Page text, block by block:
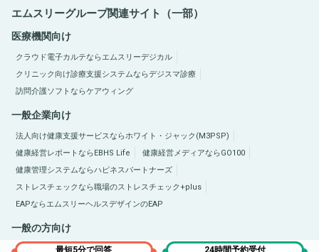
最短5分で回答 24時間予約受付
エムスリーグループ関連サイト（一部）
医療機関向け
クラウド電子カルテならエムスリーデジカル
クリニック向け診療支援システムならデジスマ診療
訪問介護ソフトならケアウィング
一般企業向け
法人向け健康支援サービスならホワイト・ジャック(M3PSP)
健康経営レポートならEBHS Life
健康経営メディアならGO100
健康管理システムならハピネスパートナーズ
ストレスチェックなら職場のストレスチェック+plus
EAPならエムスリーヘルスデザインのEAP
一般の方向け
医療総合サイトQLife（キューライフ） 肥満症総合サイトならひまんラボ